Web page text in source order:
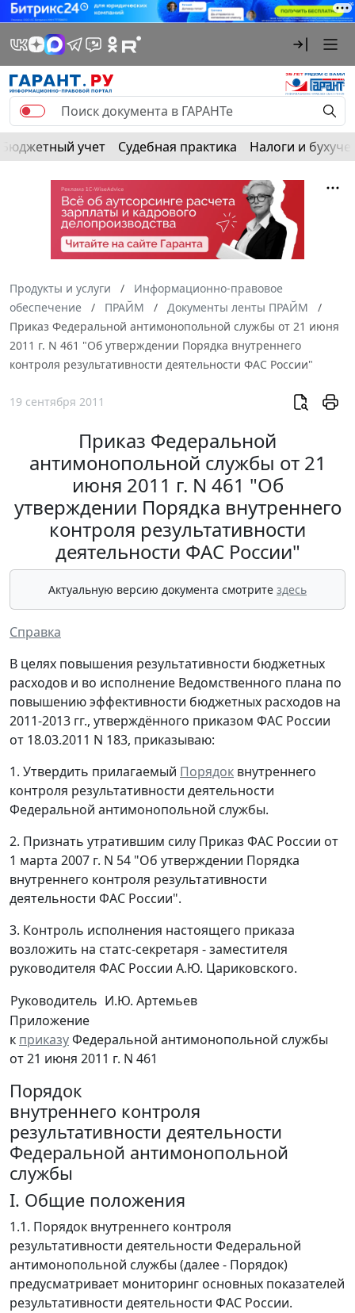
Бюджетный учет Судебная практика Налоги и
Продукты и услуги
Информационно-правовое
обеспечение
ПРАЙМ
Документы ленты ПРАЙМ
Приказ Федеральной антимонопольной службы от 21 июня
2011 г. N 461 "Об утверждении Порядка внутреннего
контроля результативности деятельности ФАС России"
19 сентября 2011
Приказ Федеральной
антимонопольной службы от 21
июня 2011 г. N 461 "Об
утверждении Порядка внутреннего
контроля результативности
деятельности ФАС России"
Актуальную версию документа смотрите здесь
Справка
В целях повышения результативности бюджетных
расходов и во исполнение Ведомственного плана по
повышению эффективности бюджетных расходов на
2011-2013 гг., утверждённого приказом ФАС России
от 18.03.2011 N 183, приказываю:
1. Утвердить прилагаемый Порядок внутреннего
контроля результативности деятельности
Федеральной антимонопольной службы.
2. Признать утратившим силу Приказ ФАС России от
1 марта 2007 г. N 54 "Об утверждении Порядка
внутреннего контроля результативности
деятельности ФАС России".
3. Контроль исполнения настоящего приказа
возложить на статс-секретаря - заместителя
руководителя ФАС России А.Ю. Цариковского.
Руководитель И.Ю. Артемьев
Приложение
к приказуФедеральной антимонопольной службы
от 21 июня 2011 г. N 461
Порядок
внутреннего контроля
результативности деятельности
Федеральной антимонопольной
службы
I. Общие положения
1.1. Порядок внутреннего контроля
результативности деятельности Федеральной
антимонопольной службы (далее - Порядок)
предусматривает мониторинг основных показателей
результативности деятельности ФАС России.